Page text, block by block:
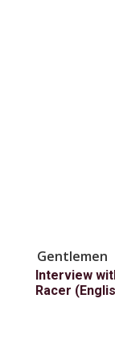
Gentlemen
Interview
Racer